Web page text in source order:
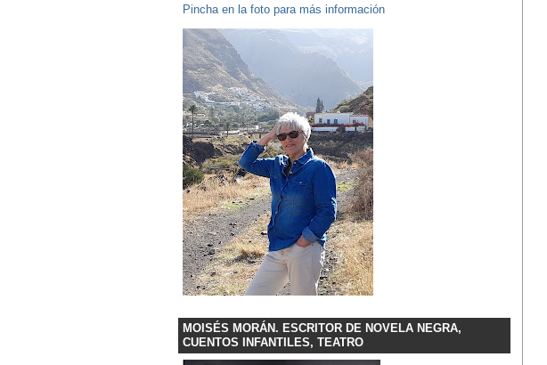
Pincha en la foto para más información
MOISÉS MORÁN. ESCRITOR DE NOVELA NEGRA,
CUENTOS INFANTILES, TEATRO